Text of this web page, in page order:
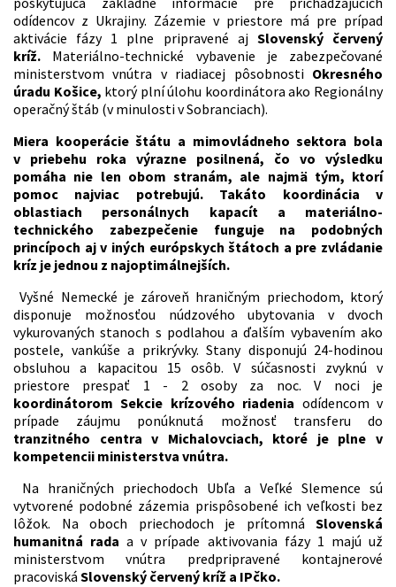
odídencov z Ukrajiny. Zázemie v priestore má pre prípad
aktivácie fázy 1 plne pripravené aj Slovenský červený
kríž. Materiálno-technické vybavenie je zabezpečované
ministerstvom vnútra v riadiacej pôsobnostiOkresného
úradu Košice, ktorý plní úlohu koordinátora ako Regionálny
operačný štáb (v minulosti v Sobranciach).
Miera kooperácie štátu a mimovládneho sektora bola
v priebehu roka výrazne posilnená, čo vo výsledku
pomáha nie len obom stranám, ale najmä tým, ktorí
pomoc najviac potrebujú. Takáto koordinácia v
oblastiach personálnych kapacít a materiálno-
technického zabezpečenie funguje na podobných
princípoch aj v iných európskych štátoch a pre zvládanie
kríz je jednou z najoptimálnejších.
Vyšné Nemecké je zároveň hraničným priechodom, ktorý
disponuje možnosťou núdzového ubytovania v dvoch
vykurovaných stanoch s podlahou a ďalším vybavením ako
postele, vankúše a prikrývky. Stany disponujú 24-hodinou
obsluhou a kapacitou 15 osôb. V súčasnosti zvyknú v
priestore prespať 1 - 2 osoby za noc. V noci je
koordinátorom Sekcie krízového riadenia odídencom v
prípade záujmu ponúknutá možnosť transferu do
tranzitného centra v Michalovciach, ktoré je plne v
kompetencii ministerstva vnútra.
Na hraničných priechodoch Ubľa a Veľké Slemence sú
vytvorené podobné zázemia prispôsobené ich veľkosti bez
lôžok. Na oboch priechodoch je prítomná Slovenská
humanitná radaa v prípade aktivovania fázy 1 majú už
ministerstvom vnútra predpripravené kontajnerové
pracoviská Slovenský červený kríž a IPčko.